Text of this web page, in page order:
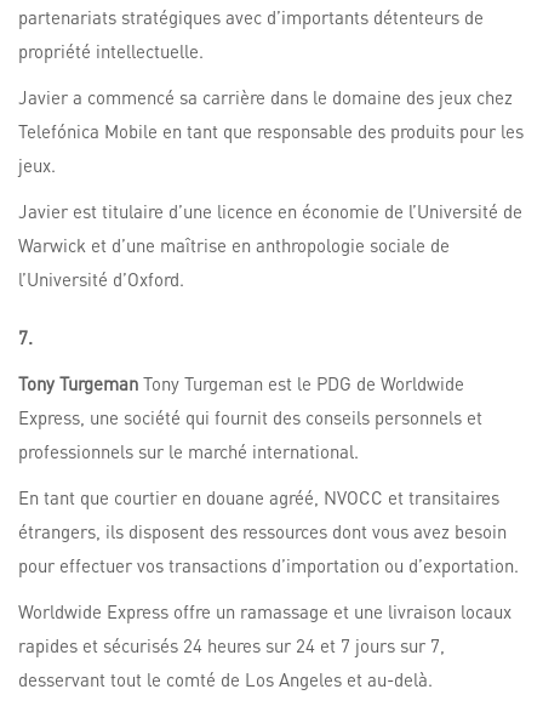
partenariats stratégiques avec d’importants détenteurs de
propriété intellectuelle.
Javier a commencé sa carrière dans le domaine des jeux chez
Telefónica Mobile en tant que responsable des produits pour les
jeux.
Javier est titulaire d’une licence en économie de l’Université de
Warwick et d’une maîtrise en anthropologie sociale de
l’Université d’Oxford.
7.
Tony Turgeman Tony Turgeman est le PDG de Worldwide
Express, une société qui fournit des conseils personnels et
professionnels sur le marché international.
En tant que courtier en douane agréé, NVOCC et transitaires
étrangers, ils disposent des ressources dont vous avez besoin
pour effectuer vos transactions d’importation ou d’exportation.
Worldwide Express offre un ramassage et une livraison locaux
rapides et sécurisés 24 heures sur 24 et 7 jours sur 7,
desservant tout le comté de Los Angeles et au-delà.